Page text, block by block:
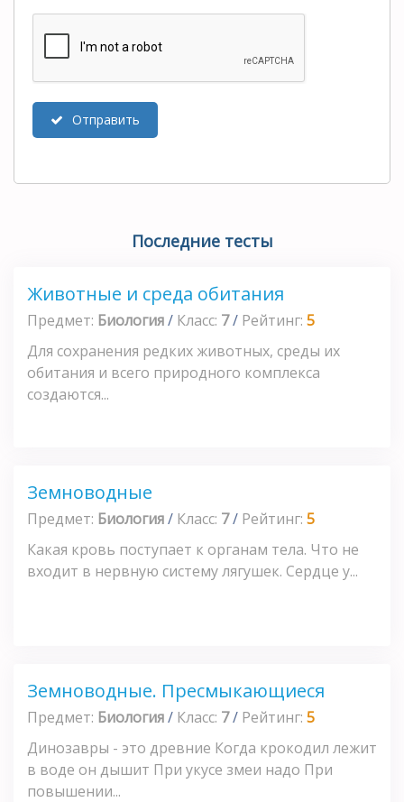
Отправить
Последние тесты
Животные и среда обитания
Предмет: Биология/ Класс: 7/ Рейтинг: 5
Для сохранения редких животных, среды их
обитания и всего природного комплекса
создаются...
Земноводные
Предмет: Биология/ Класс: 7/ Рейтинг: 5
Какая кровь поступает к органам тела. Что не
входит в нервную систему лягушек. Сердце у...
Земноводные. Пресмыкающиеся
Предмет: Биология/ Класс: 7/ Рейтинг: 5
Динозавры - это древние Когда крокодил лежит
в воде он дышит При укусе змеи надо При
повышении...